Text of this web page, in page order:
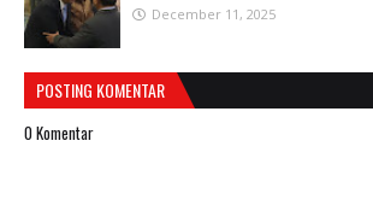
December 11, 2025
POSTING KOMENTAR
0 Komentar